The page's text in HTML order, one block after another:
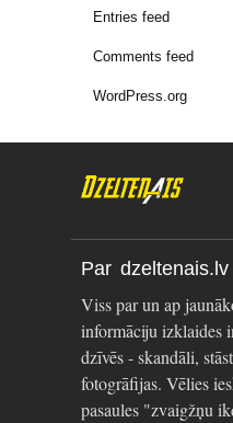
Entries feed
Comments feed
WordPress.org
Par dzeltenais.lv
Viss par un ap
informāciju izklaides
dzīvēs - skandāli,
fotogrāfijas. Vēlies
pasaules "zvaigžņu